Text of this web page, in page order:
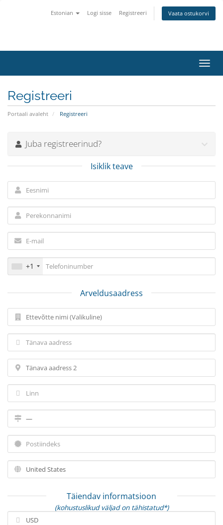
Estonian Logi sisse Registreeri Vaata ostukorvi
Registreeri
Portaali avaleht Registreeri
Juba registreerinud?
Isiklik teave
+1
Arveldusaadress
Täiendav informatsioon
(kohustuslikud väljad on tähistatud*)